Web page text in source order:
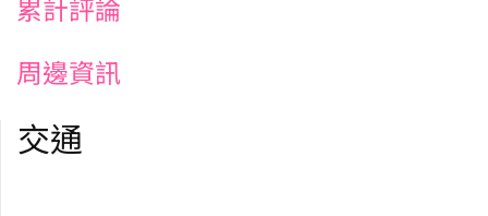
累計評論
周邊資訊
交通